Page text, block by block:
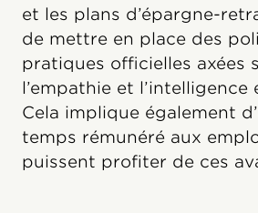
et les plans d’épargne-
de mettre en place des
pratiques officielles axées
l’empathie et l’intelligence
Cela implique également
temps rémunéré aux
puissent profiter de ces